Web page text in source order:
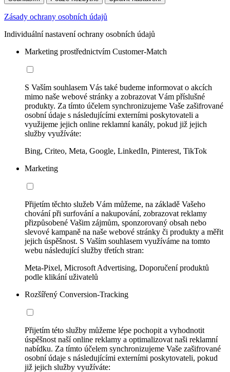
Zásady ochrany osobních údajů
Individuální nastavení ochrany osobních údajů
Marketing prostřednictvím Customer-Match
S Vaším souhlasem Vás také budeme informovat o akcích
mimo naše webové stránky a zobrazovat Vám příslušné
produkty. Za tímto účelem synchronizujeme Vaše zašifrované
osobní údaje s následujícími externími poskytovateli a
využijeme jejich online reklamní kanály, pokud již jejich
služby využíváte:
Bing, Criteo, Meta, Google, LinkedIn, Pinterest, TikTok
Marketing
Přijetím těchto služeb Vám můžeme, na základě Vašeho
chování při surfování a nakupování, zobrazovat reklamy
přizpůsobené Vašim zájmům, sponzorovaný obsah nebo
slevové kampaně na naše webové stránky či produkty a měřit
jejich úspěšnost. S Vaším souhlasem využíváme na tomto
webu následující služby třetích stran:
Meta-Pixel, Microsoft Advertising, Doporučení produktů
podle klikání uživatelů
Rozšířený Conversion-Tracking
Přijetím této služby můžeme lépe pochopit a vyhodnotit
úspěšnost naší online reklamy a optimalizovat naši reklamní
nabídku. Za tímto účelem synchronizujeme Vaše zašifrované
osobní údaje s následujícími externími poskytovateli, pokud
již jejich služby využíváte: